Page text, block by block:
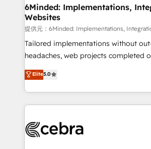
from other CRMs to HubSpot without
downtime. 🔹 RevOps Strategy: Align teams,
processes, and data to drive revenue
Integrations: Connect HubSpot with
for better adoption. 🔹 Custom Solutions: Build
SOC 2 Type II and ISO 27001
our commitment to data security and
6Minded: Implementations,
Websites
提供元：6Minded: Implementations,
Tailored implementations without
headaches, web projects completed on
house team of certified CRM
developers, designers, and marketers
aspects of your HubSpot. ✨ 400+ global clients ✨
100+ seamless migrations from 15+
implementations, and 5,000+ pages ✨
Elite5.0